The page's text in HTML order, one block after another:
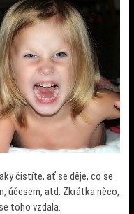
čistíte, ať se děje, co se
účesem, atd. Zkrátka něco,
toho vzdala.